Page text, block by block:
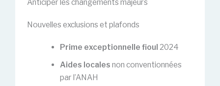
Anticiper les changements majeurs
Nouvelles exclusions et plafonds
Prime exceptionnelle fioul 2024
Aides locales non conventionnées
par l’ANAH